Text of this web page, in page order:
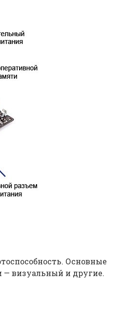
Основные
— визуальный и другие.